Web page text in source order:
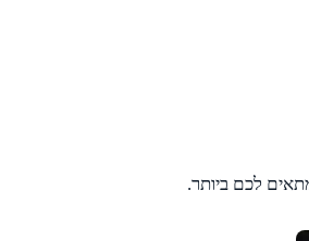
לכם ביותר.